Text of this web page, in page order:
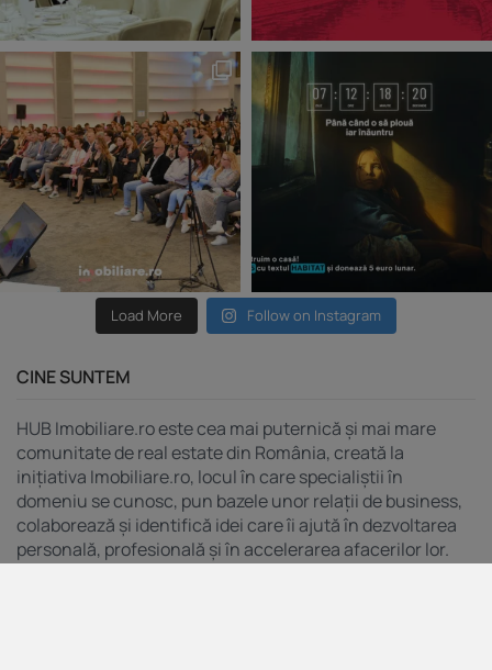
Load More Follow on Instagram
CINE SUNTEM
HUB Imobiliare.ro este cea mai puternică și mai mare
comunitate de real estate din România, creată la
inițiativa Imobiliare.ro, locul în care specialiștii în
domeniu se cunosc, pun bazele unor relații de business,
colaborează și identifică idei care îi ajută în dezvoltarea
personală, profesională și în accelerarea afacerilor lor.